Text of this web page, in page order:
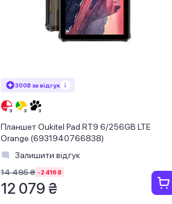
300₴ за відгук
Планшет Oukitel Pad RT9 6/256GB LTE
Orange (6931940766838)
Залишити відгук
14 495 ₴ -2 416 ₴
12 079 ₴